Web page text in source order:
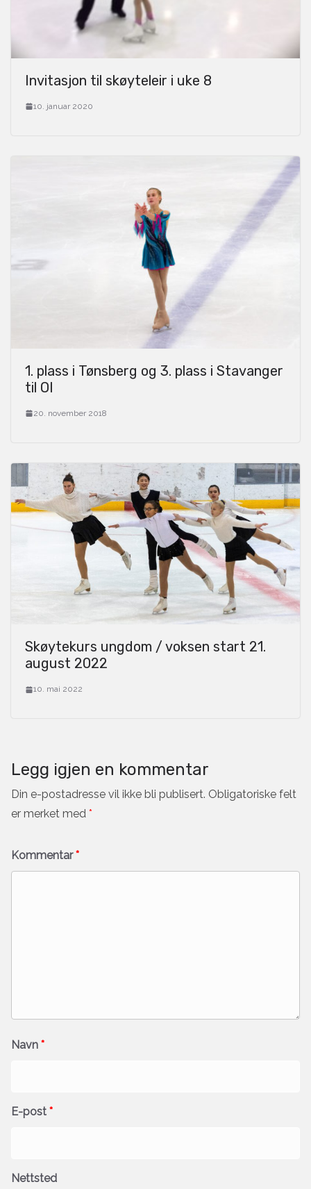
Invitasjon til skøyteleir i uke 8
10. januar 2020
1. plass i Tønsberg og 3. plass i Stavanger
til OI
20. november 2018
Skøytekurs ungdom / voksen start 21.
august 2022
10. mai 2022
Legg igjen en kommentar
Din e-postadresse vil ikke bli publisert. Obligatoriske felt
er merket med *
Kommentar*
Navn *
E-post *
Nettsted